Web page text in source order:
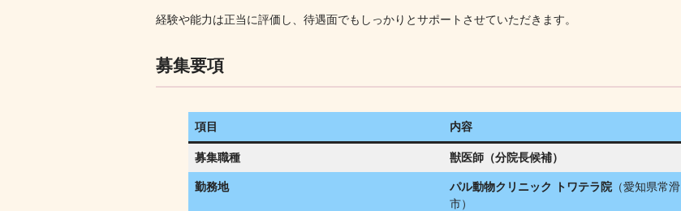
経験や能力は正当に評価し、待遇面でもしっかりとサポートさせていただきます。
募集要項
項目 内容
募集職種 獣医師（分院長候補）
勤務地 パル動物クリニック トワテラ院（愛知県常滑
市）